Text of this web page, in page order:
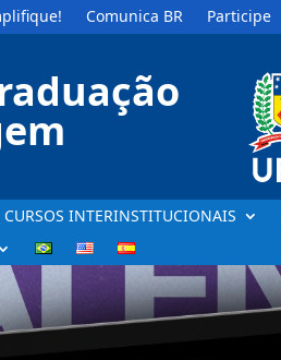
Comunica BR Participe
CURSOS INTERINSTITUCIONAIS